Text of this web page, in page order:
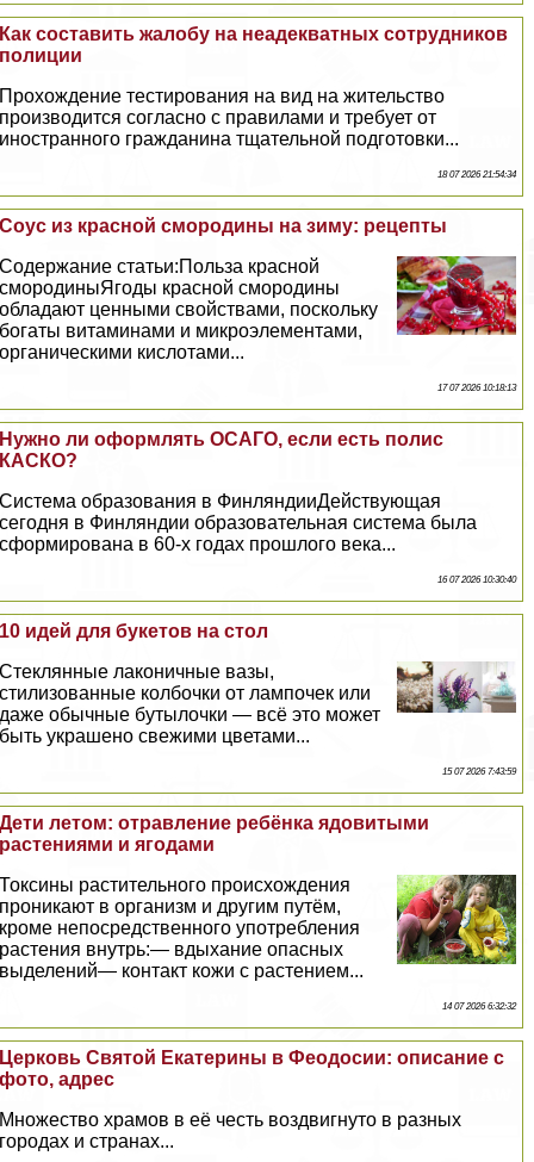
Как составить жалобу на неадекватных сотрудников
полиции
Прохождение тестирования на вид на жительство
производится согласно с правилами и требует от
иностранного гражданина тщательной подготовки...
18 07 2026 21:54:34
Соус из красной смородины на зиму: рецепты
Содержание статьи:Польза красной
смородиныЯгоды красной смородины
обладают ценными свойствами, поскольку
богаты витаминами и микроэлементами,
органическими кислотами...
17 07 2026 10:18:13
Нужно ли оформлять ОСАГО, если есть полис
КАСКО?
Система образования в ФинляндииДействующая
сегодня в Финляндии образовательная система была
сформирована в 60-х годах прошлого века...
16 07 2026 10:30:40
10 идей для букетов на стол
Стеклянные лаконичные вазы,
стилизованные колбочки от лампочек или
даже обычные бутылочки — всё это может
быть украшено свежими цветами...
15 07 2026 7:43:59
Дети летом: отравление ребёнка ядовитыми
растениями и ягодами
Токсины растительного происхождения
проникают в организм и другим путём,
кроме непосредственного употрeбления
растения внутрь:— вдыхание опасных
выделений— контакт кожи с растением...
14 07 2026 6:32:32
Церковь Святой Екатерины в Феодосии: описание с
фото, адрес
Множество храмов в её честь воздвигнуто в разных
городах и странах...